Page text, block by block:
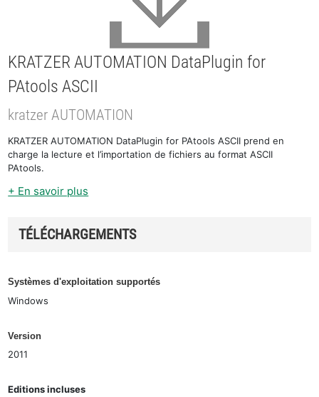
KRATZER AUTOMATION DataPlugin for
PAtools ASCII
kratzer AUTOMATION
KRATZER AUTOMATION DataPlugin for PAtools ASCII prend en
charge la lecture et l’importation de fichiers au format ASCII
PAtools.
+ En savoir plus
TÉLÉCHARGEMENTS
Systèmes d'exploitation supportés
Windows
Version
2011
Editions incluses